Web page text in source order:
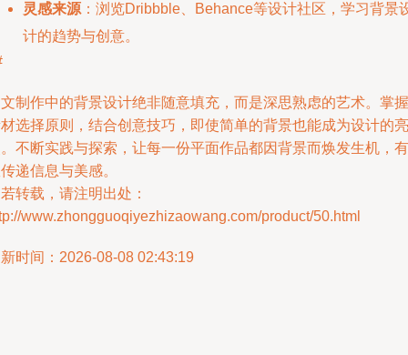
灵感来源 ：浏览Dribbble、Behance等设计社区，学习背景
计的趋势与创意。
制作中的背景设计绝非随意填充，而是深思熟虑的艺术。掌握
选择原则，结合创意技巧，即使简单的背景也能成为设计的亮
不断实践与探索，让每一份平面作品都因背景而焕发生机，有
递信息与美感。
转载，请注明出处：
www.zhongguoqiyezhizaowang.com/product/50.html
时间：2026-08-08 02:43:19